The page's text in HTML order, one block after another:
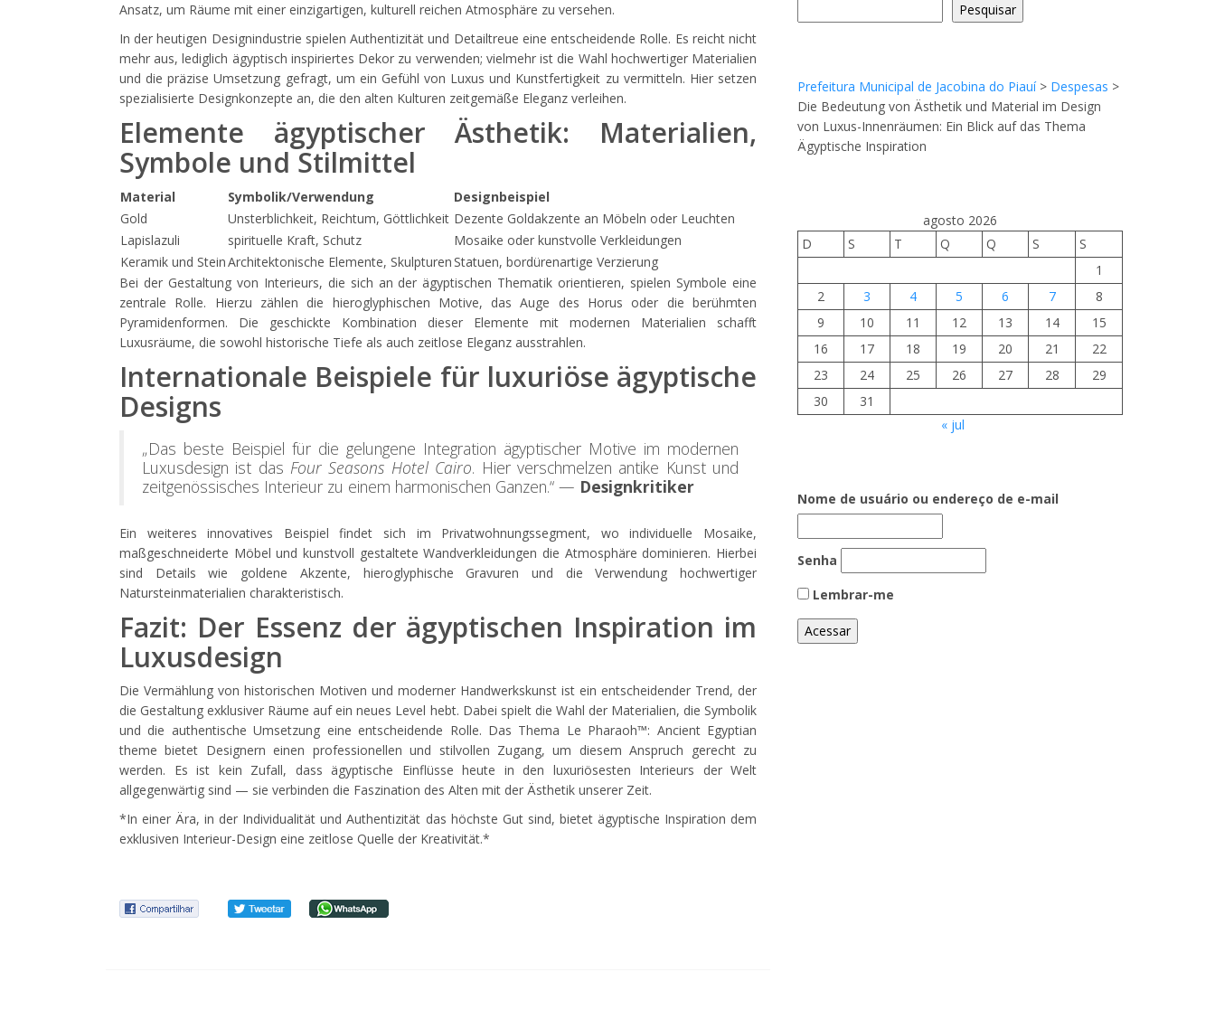
Ansatz, um Räume mit einer einzigartigen, kulturell reichen Atmosphäre zu versehen.
In der heutigen Designindustrie spielen Authentizität und Detailtreue eine entscheidende Rolle. Es reicht nicht
mehr aus, lediglich ägyptisch inspiriertes Dekor zu verwenden; vielmehr ist die Wahl hochwertiger Materialien
und die präzise Umsetzung gefragt, um ein Gefühl von Luxus und Kunstfertigkeit zu vermitteln. Hier setzen
spezialisierte Designkonzepte an, die den alten Kulturen zeitgemäße Eleganz verleihen.
Elemente ägyptischer Ästhetik: Materialien,
Symbole und Stilmittel
Material Symbolik/Verwendung
Designbeispiel
Gold
Unsterblichkeit, Reichtum, Göttlichkeit Dezente Goldakzente an Möbeln oder Leuchten
Lapislazuli
spirituelle Kraft, Schutz
Mosaike oder kunstvolle Verkleidungen
Keramik und SteinArchitektonische Elemente, Skulpturen Statuen, bordürenartige Verzierung
Bei der Gestaltung von Interieurs, die sich an der ägyptischen Thematik orientieren, spielen Symbole eine
zentrale Rolle. Hierzu zählen die hieroglyphischen Motive, das Auge des Horus oder die berühmten
Pyramidenformen. Die geschickte Kombination dieser Elemente mit modernen Materialien schafft
Luxusräume, die sowohl historische Tiefe als auch zeitlose Eleganz ausstrahlen.
Internationale Beispiele für luxuriöse ägyptische
Designs
„Das beste Beispiel für die gelungene Integration ägyptischer Motive im modernen
Luxusdesign ist das Four Seasons Hotel Cairo. Hier verschmelzen antike Kunst und
zeitgenössisches Interieur zu einem harmonischen Ganzen.“ — Designkritiker
Ein weiteres innovatives Beispiel findet sich im Privatwohnungssegment, wo individuelle Mosaike,
maßgeschneiderte Möbel und kunstvoll gestaltete Wandverkleidungen die Atmosphäre dominieren. Hierbei
sind Details wie goldene Akzente, hieroglyphische Gravuren und die Verwendung hochwertiger
Natursteinmaterialien charakteristisch.
Fazit: Der Essenz der ägyptischen Inspiration im
Luxusdesign
Die Vermählung von historischen Motiven und moderner Handwerkskunst ist ein entscheidender Trend, der
die Gestaltung exklusiver Räume auf ein neues Level hebt. Dabei spielt die Wahl der Materialien, die Symbolik
und die authentische Umsetzung eine entscheidende Rolle. Das Thema Le Pharaoh™: Ancient Egyptian
theme bietet Designern einen professionellen und stilvollen Zugang, um diesem Anspruch gerecht zu
werden. Es ist kein Zufall, dass ägyptische Einflüsse heute in den luxuriösesten Interieurs der Welt
allgegenwärtig sind — sie verbinden die Faszination des Alten mit der Ästhetik unserer Zeit.
*In einer Ära, in der Individualität und Authentizität das höchste Gut sind, bietet ägyptische Inspiration dem
exklusiven Interieur-Design eine zeitlose Quelle der Kreativität.*
Pesquisar
Prefeitura Municipal de Jacobina do Piauí> Despesas >
Die Bedeutung von Ästhetik und Material im Design
von Luxus-Innenräumen: Ein Blick auf das Thema
Ägyptische Inspiration
agosto 2026
D
S T Q Q S
S
1
2
3 4 5 6 7
8
9
10 11 12 13 14
15
16
17 18 19 20 21
22
23
24 25 26 27 28
29
30
31
« jul
Nome de usuário ou endereço de e-mail
Senha
Lembrar-me